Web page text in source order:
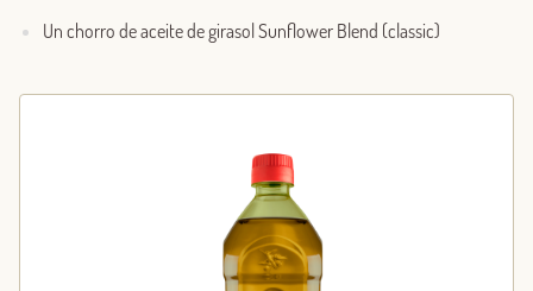
Un chorro de aceite de girasol Sunflower Blend (classic)